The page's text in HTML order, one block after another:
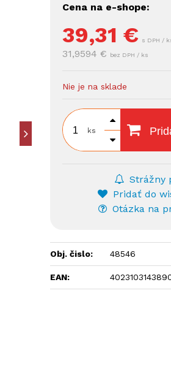
Cena na e-shope:
39,31 € s DPH /
31,9594 € bez DPH / ks
Nie je na sklade
ks
Strážny
Pridať do
Otázka na
Obj. čislo: 48546
EAN: